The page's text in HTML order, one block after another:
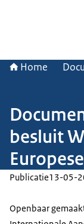
Home
besluit
Publicatie13-05-
Openbaar